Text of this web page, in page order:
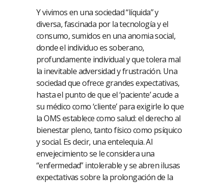
Y vivimos en una sociedad “líquida” y
diversa, fascinada por la tecnología y el
consumo, sumidos en una anomia social,
donde el individuo es soberano,
profundamente individual y que tolera mal
la inevitable adversidad y frustración. Una
sociedad que ofrece grandes expectativas,
hasta el punto de que el ‘paciente’ acude a
su médico como ‘cliente’ para exigirle lo que
la OMS establece como salud: el derecho al
bienestar pleno, tanto físico como psíquico
y social. Es decir, una entelequia. Al
envejecimiento se le considera una
“enfermedad” intolerable y se abren ilusas
expectativas sobre la prolongación de la